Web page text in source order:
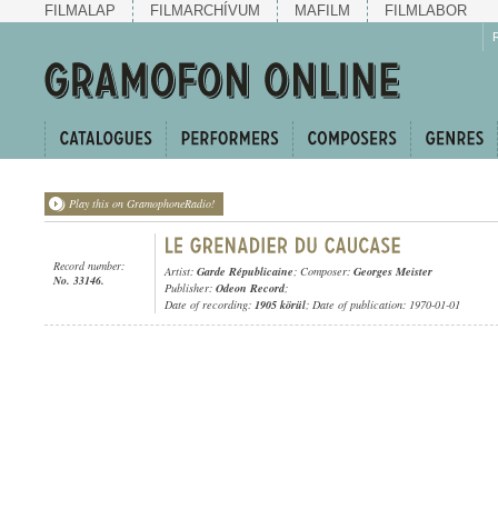
FILMALAP FILMARCHÍVUM MAFILM FILMLABOR
Play this on GramophoneRadio!
Record number:
No. 33146.
Artist: Garde Républicaine; Composer: Georges Meister
Publisher: Odeon Record;
Date of recording: 1905 körül; Date of publication: 1970-01-01